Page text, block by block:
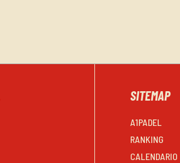
SITEMAP
A1PADEL
RANKING
CALENDARIO